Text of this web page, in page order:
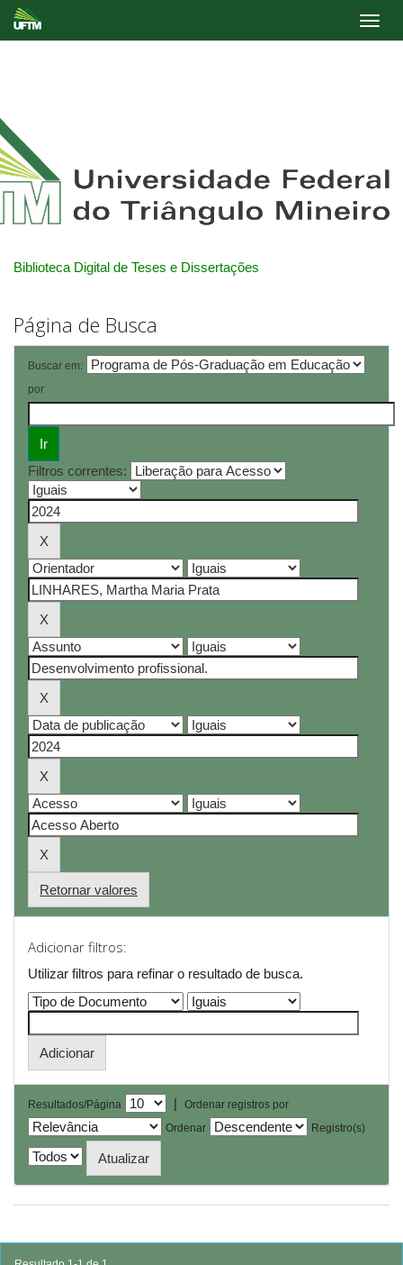
Biblioteca Digital de Teses e Dissertações
Página de Busca
Buscar em:
por
Filtros correntes:
Retornar valores
Adicionar filtros:
Utilizar filtros para refinar o resultado de busca.
Resultados/Página |
Ordenar registros por
Ordenar
Registro(s)